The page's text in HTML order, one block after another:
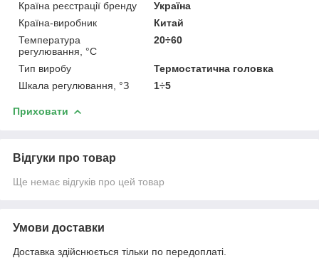
Країна реєстрації бренду
Україна
Країна-виробник
Китай
Температура
регулювання, °C
20÷60
Тип виробу
Термостатична головка
Шкала регулювання, °З
1÷5
Приховати
Відгуки про товар
Ще немає відгуків про цей товар
Умови доставки
Доставка здійснюється тільки по передоплаті.